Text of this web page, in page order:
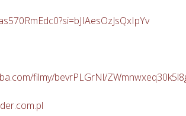
filmy/bevrPLGrNl/